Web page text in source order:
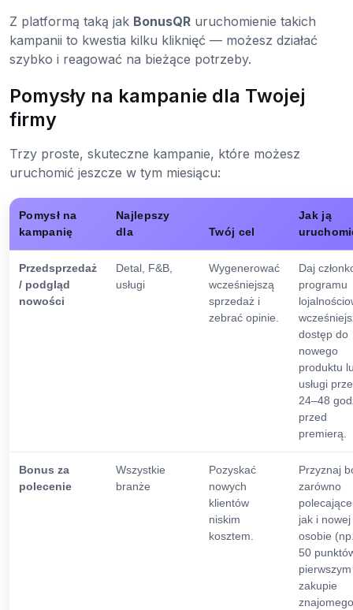
Z platformą taką jak BonusQR uruchomienie takich
kampanii to kwestia kilku kliknięć — możesz działać
szybko i reagować na bieżące potrzeby.
Pomysły na kampanie dla Twojej
firmy
Trzy proste, skuteczne kampanie, które możesz
uruchomić jeszcze w tym miesiącu:
Pomysł na
kampanię
Najlepszy
dla
Twój cel
Jak ją
Przedsprzedaż
/ podgląd
nowości
Detal, F&B,
usługi
Wygenerować
wcześniejszą
sprzedaż i
zebrać opinie.
Daj
programu
dostęp do
nowego
produktu
usługi
24–48
przed
premierą.
Bonus za
polecenie
Wszystkie
branże
Pozyskać
nowych
klientów
niskim
kosztem.
Przyznaj
zarówno
jak i nowej
osobie
50
pierwszym
zakupie